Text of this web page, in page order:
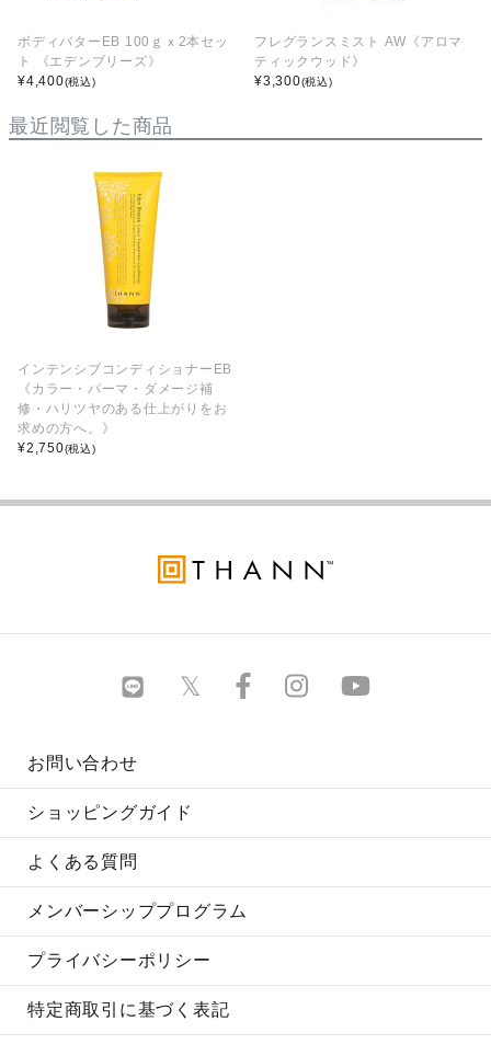
ボディバターEB 100ｇｘ2本セッ
ト 《エデンブリーズ》
¥4,400(税込)
フレグランスミスト AW《アロマ
ティックウッド》
¥3,300(税込)
最近閲覧した商品
インテンシブコンディショナーEB
《カラー・パーマ・ダメージ補
修・ハリツヤのある仕上がりをお
求めの方へ。》
¥2,750(税込)
お問い合わせ
ショッピングガイド
よくある質問
メンバーシッププログラム
プライバシーポリシー
特定商取引に基づく表記